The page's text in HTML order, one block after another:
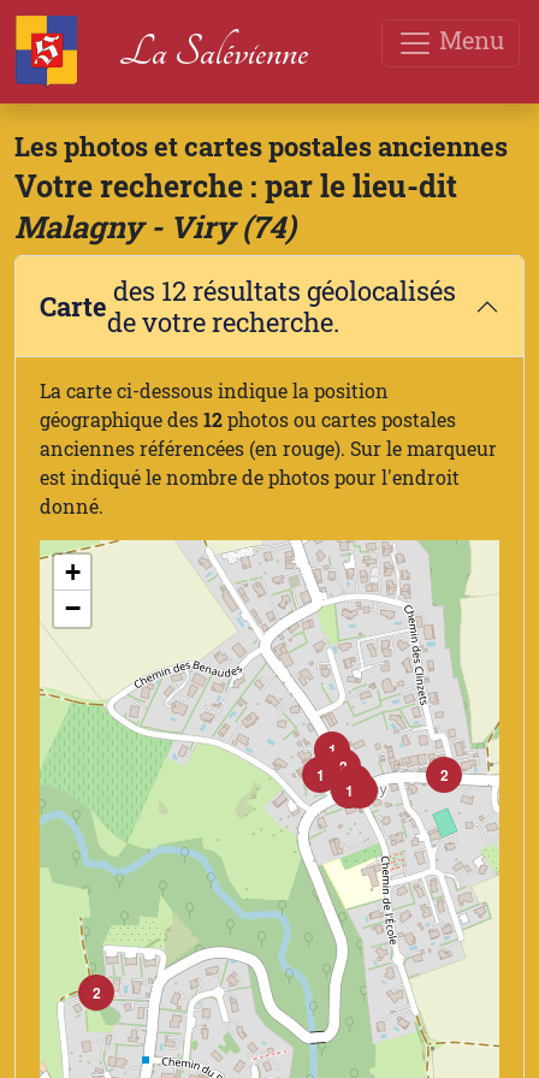
Menu
La Salévienne
Les photos et cartes postales anciennes
Votre recherche : par le lieu-dit
Malagny - Viry (74)
Carte des 12 résultats géolocalisés
de votre recherche.
La carte ci-dessous indique la position
géographique des12photos ou cartes postales
anciennes référencées (en rouge). Sur le marqueur
est indiqué le nombre de photos pour l'endroit
donné.
2
1
1
2
2
1 2
+
−